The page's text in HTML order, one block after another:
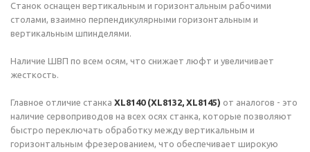
Станок оснащен вертикальным и горизонтальным рабочими
столами, взаимно перпендикулярными горизонтальным и
вертикальным шпинделями.
Наличие ШВП по всем осям, что снижает люфт и увеличивает
жесткость.
Главное отличие станка ХL8140 (XL8132, XL8145) от аналогов - это
наличие сервоприводов на всех осях станка, которые позволяют
быстро переключать обработку между вертикальным и
горизонтальным фрезерованием, что обеспечивает широкую